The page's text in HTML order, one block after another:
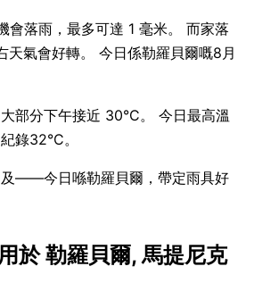
落雨，最多可達 1 毫米。 而家落
天氣會好轉。 今日係勒羅貝爾嘅8月
部分下午接近 30°C。 今日最高溫
錄32°C。
——今日喺勒羅貝爾，帶定雨具好
於 勒羅貝爾, 馬提尼克